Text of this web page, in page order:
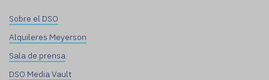
Sobre el DSO
Alquileres Meyerson
Sala de prensa
DSO Media Vault